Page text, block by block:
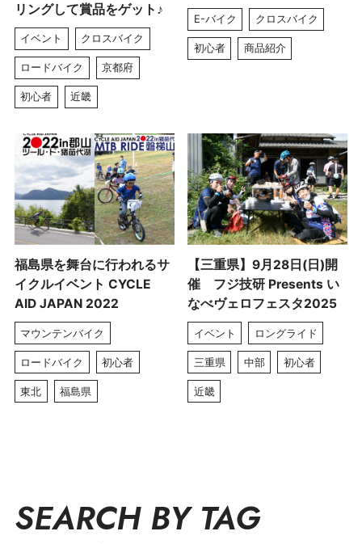
リングして賞品をゲット♪
イベント クロスバイク
ロードバイク 京都府
初心者 近畿
E-バイク クロスバイク
初心者 商品紹介
福島県を舞台に行われるサ
イクルイベント CYCLE
AID JAPAN 2022
マウンテンバイク
ロードバイク 初心者
東北 福島県
【三重県】9月28日(日)開
催 フジ技研 Presents い
なべヴェロフェスタ2025
イベント ロングライド
三重県 中部 初心者
近畿
SEARCH BY TAG